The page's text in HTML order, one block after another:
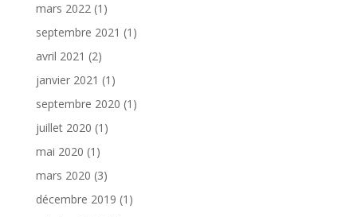
mars 2022(1)
septembre 2021 (1)
avril 2021 (2)
janvier 2021 (1)
septembre 2020 (1)
juillet 2020 (1)
mai 2020 (1)
mars 2020 (3)
décembre 2019 (1)